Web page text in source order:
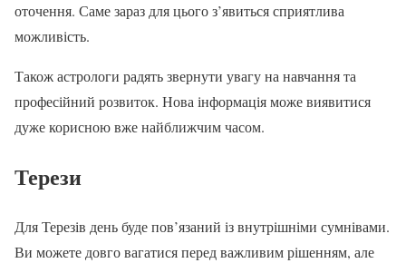
оточення. Саме зараз для цього з’явиться сприятлива
можливість.
Також астрологи радять звернути увагу на навчання та
професійний розвиток. Нова інформація може виявитися
дуже корисною вже найближчим часом.
Терези
Для Терезів день буде пов’язаний із внутрішніми сумнівами.
Ви можете довго вагатися перед важливим рішенням, але